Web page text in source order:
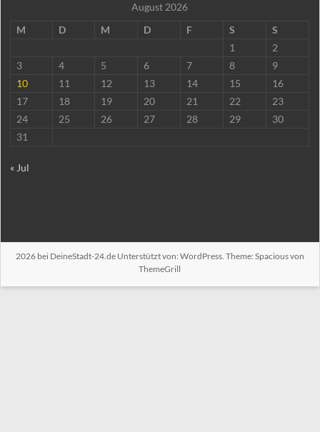
August 2026
M
D M D F S
S
1
2
3
4 5 6 7 8
9
10
11 12 13 14 15
16
17
18 19 20 21 22
23
24
25 26 27 28 29
30
31
« Jul
2026 bei DeineStadt-24.deUnterstützt von: WordPress. Theme: Spacious von
ThemeGrill